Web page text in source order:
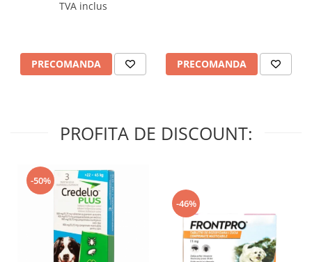
TVA inclus
PRECOMANDA PRECOMANDA
PROFITA DE DISCOUNT:
-50%
-46%